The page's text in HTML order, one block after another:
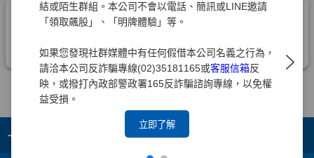
結或陌生群組。本公司不會以電話、簡訊或LINE邀請
「領取飆股」、「明牌體驗」等。
如果您發現社群媒體中有任何假借本公司名義之行為，
請洽本公司反詐騙專線(02)35181165或客服信箱反
映，或撥打內政部警政署165反詐騙諮詢專線，以免權
益受損。
立即了解
+